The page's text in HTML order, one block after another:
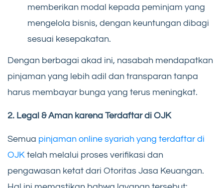
memberikan modal kepada peminjam yang
mengelola bisnis, dengan keuntungan dibagi
sesuai kesepakatan.
Dengan berbagai akad ini, nasabah mendapatkan
pinjaman yang lebih adil dan transparan tanpa
harus membayar bunga yang terus meningkat.
2. Legal & Aman karena Terdaftar di OJK
Semua pinjaman online syariah yang terdaftar di
OJK telah melalui proses verifikasi dan
pengawasan ketat dari Otoritas Jasa Keuangan.